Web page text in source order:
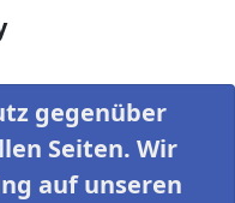
gegenüber
Seiten. Wir
auf unseren